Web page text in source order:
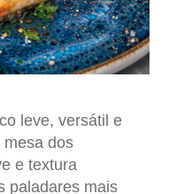
leve, versátil e
mesa dos
e textura
paladares mais